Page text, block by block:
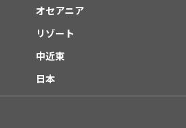
オセアニア
リゾート
中近東
日本